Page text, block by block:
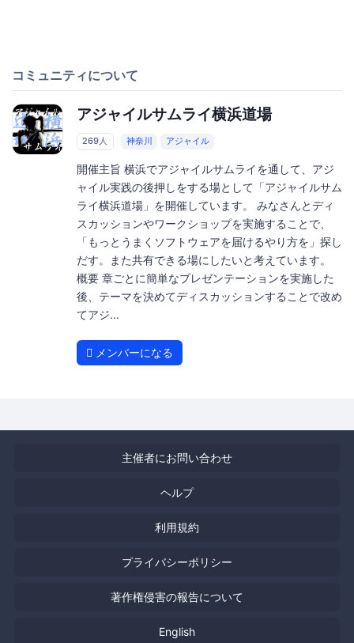
コミュニティについて
アジャイルサムライ横浜道場
269人 神奈川 アジャイル
開催主旨 横浜でアジャイルサムライを通して、アジ
ャイル実践の後押しをする場として「アジャイルサム
ライ横浜道場」を開催しています。 みなさんとディ
スカッションやワークショップを実施することで、
「もっとうまくソフトウェアを届けるやり方を」探し
だす。また共有できる場にしたいと考えています。
概要 章ごとに簡単なプレゼンテーションを実施した
後、テーマを決めてディスカッションすることで改め
てアジ...
メンバーになる
主催者にお問い合わせ
ヘルプ
利用規約
プライバシーポリシー
著作権侵害の報告について
English